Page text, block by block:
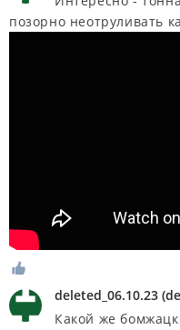
позорно неотруливать
deleted_06.10.23 (
Какой же